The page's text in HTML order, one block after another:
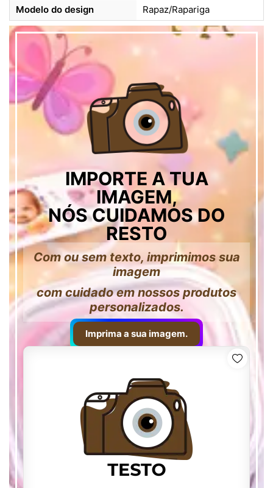
Modelo do design Rapaz/Rapariga
IMPORTE A TUA
IMAGEM,
NÓS CUIDAMOS DO
RESTO
Com ou sem texto, imprimimos sua
imagem
com cuidado em nossos produtos
personalizados.
Imprima a sua imagem.